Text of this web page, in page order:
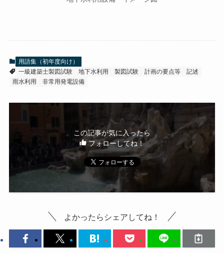
用語集（初年度向け）
一級建築士製図試験
地下水利用 製図試験 計画の要点等
記述
雨水利用
非常用発電設備
この記事が気に入ったら
フォローしてね！
よかったらシェアしてね！